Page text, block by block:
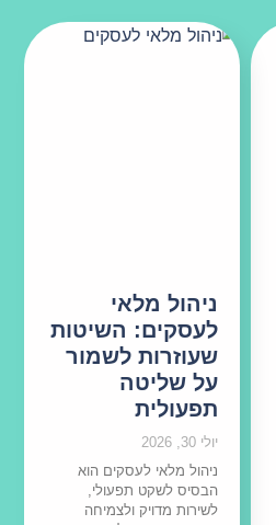
ניהול מלאי
לעסקים: השיטות
שעוזרות לשמור
על שליטה
תפעולית
יולי 30, 2026
ניהול מלאי לעסקים הוא
הבסיס לשקט תפעולי,
לשירות מדויק ולצמיחה